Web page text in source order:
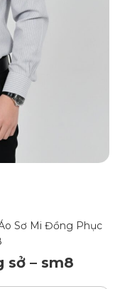
Sơ Mi Đồng Phục
sở – sm8